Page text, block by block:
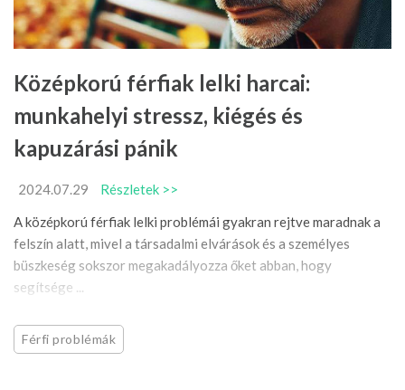
Középkorú férfiak lelki harcai:
munkahelyi stressz, kiégés és
kapuzárási pánik
2024.07.29
Részletek >>
A középkorú férfiak lelki problémái gyakran rejtve maradnak a
felszín alatt, mivel a társadalmi elvárások és a személyes
büszkeség sokszor megakadályozza őket abban, hogy
segítsége ...
Férfi problémák